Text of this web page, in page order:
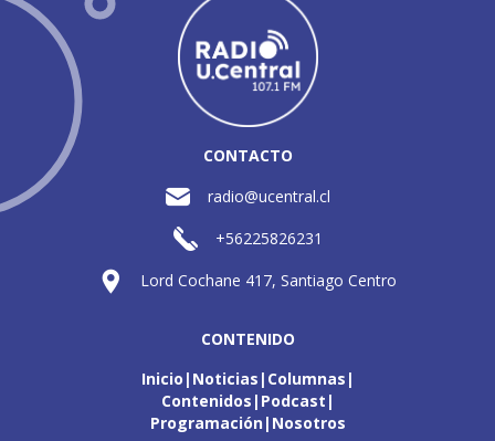
CONTACTO
radio@ucentral.cl
+56225826231
Lord Cochane 417, Santiago Centro
CONTENIDO
Inicio Noticias Columnas
Contenidos Podcast
Programación Nosotros